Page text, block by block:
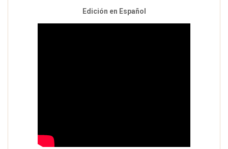
Edición en Español